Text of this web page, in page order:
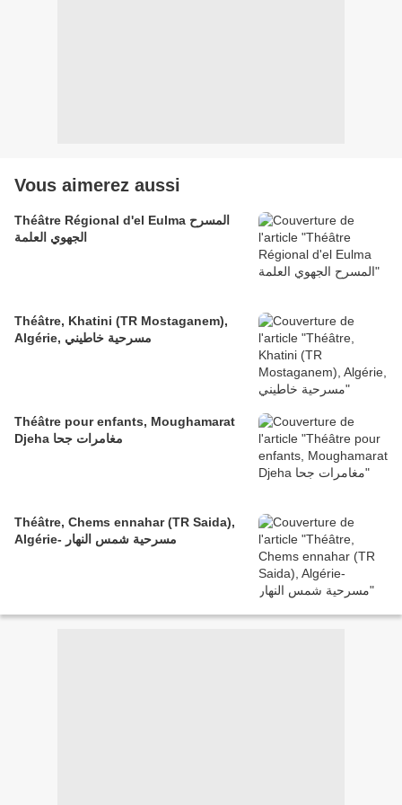
Vous aimerez aussi
Théâtre Régional d'el Eulma المسرح
الجهوي العلمة
Théâtre, Khatini (TR Mostaganem),
Algérie, مسرحية خاطيني
Théâtre pour enfants, Moughamarat
Djeha مغامرات جحا
Théâtre, Chems ennahar (TR Saida),
Algérie- مسرحية شمس النهار